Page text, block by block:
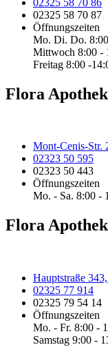
02325 58 70 87
Öffnungszeiten
Mo. Di. Do.
Mittwoch 8:00 -
Freitag 8:00 -
Flora
Mont-Cenis-Str.
02323 50 595
02323 50 443
Öffnungszeiten
Mo. - Sa. 8:00 -
Flora
Hauptstraße
02325 77 914
02325 79 54 14
Öffnungszeiten
Mo. - Fr. 8:00 -
Samstag 9:00 -